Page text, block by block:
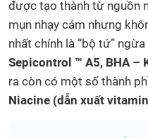
được tạo thành từ nguồn
mụn nhạy cảm nhưng
nhất chính là “bộ tứ”
Sepicontrol ™ A5, BHA –
ra còn có một số thành
Niacine (dẫn xuất